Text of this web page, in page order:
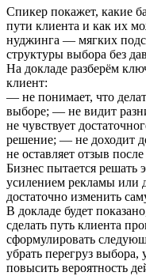
Спикер покажет, какие
пути клиента и как их
нуджинга — мягких
структуры выбора без
На докладе разберём
клиент:
— не понимает, что
выборе; — не видит
не чувствует
решение; — не доходит
не оставляет отзыв
Бизнес пытается решать
усилением рекламы или
достаточно изменить
В докладе будет
сделать путь клиента
сформулировать
убрать перегруз выбора,
повысить вероятность